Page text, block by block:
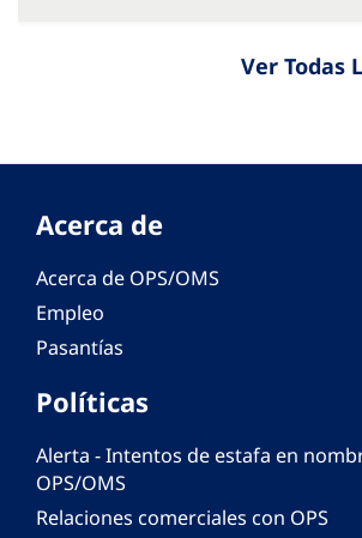
Ver Todas
Acerca de
Acerca de OPS/OMS
Empleo
Pasantías
Políticas
Alerta - Intentos de estafa en
OPS/OMS
Relaciones comerciales con OPS